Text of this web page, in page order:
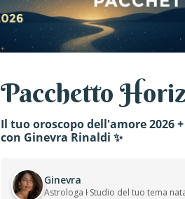
Pacchetto
Il tuo oroscopo dell'amore 2026
con Ginevra Rinaldi ✨
Ginevra
Astrologa ŀ Studio del tuo tema